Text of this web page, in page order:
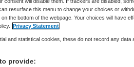
2010,14:42 33 keer gelezen
resurface this menu to change your choices or
the bottom of the webpage. Your choices will have
Privacy Statement
and statistical cookies, these do not record any data
provide: